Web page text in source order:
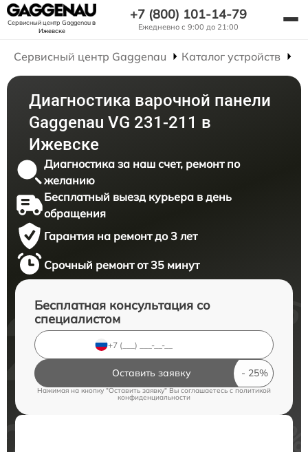
Сервисный центр Gaggenauв
Ижевске
+7 (800) 101-14-79
Ежедневно с 9:00 до 21:00
Сервисный центр Gaggenau Каталог устройств
Диагностика варочной панели
Gaggenau VG 231-211 в
Ижевске
Диагностика за наш счет, ремонт по
желанию
Бесплатный выезд курьера в день
обращения
Гарантия на ремонт до 3 лет
Срочный ремонт от 35 минут
Бесплатная консультация со
специалистом
Оставить заявку
Нажимая на кнопку "Оставить заявку" Вы соглашаетесь c политикой
конфиденциальности